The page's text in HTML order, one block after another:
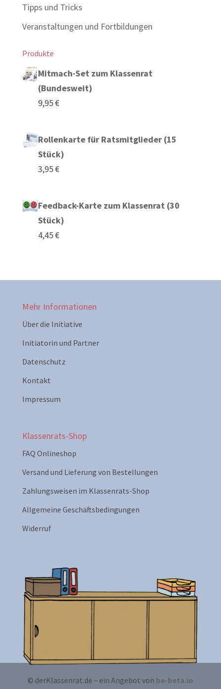
Tipps und Tricks
Veranstaltungen und Fortbildungen
Produkte
Mitmach-Set zum Klassenrat
(Bundesweit)
9,95€
Rollenkarte für Ratsmitglieder (15
Stück)
3,95€
Feedback-Karte zum Klassenrat (30
Stück)
4,45€
Mehr Informationen
Über die Initiative
Initiatorin und Partner
Datenschutz
Kontakt
Impressum
Klassenrats-Shop
FAQ Onlineshop
Versand und Lieferung von Bestellungen
Zahlungsweisen im Klassenrats-Shop
Allgemeine Geschäftsbedingungen
Widerruf
© derKlassenrat.de – ein Angebot von be-beta.io